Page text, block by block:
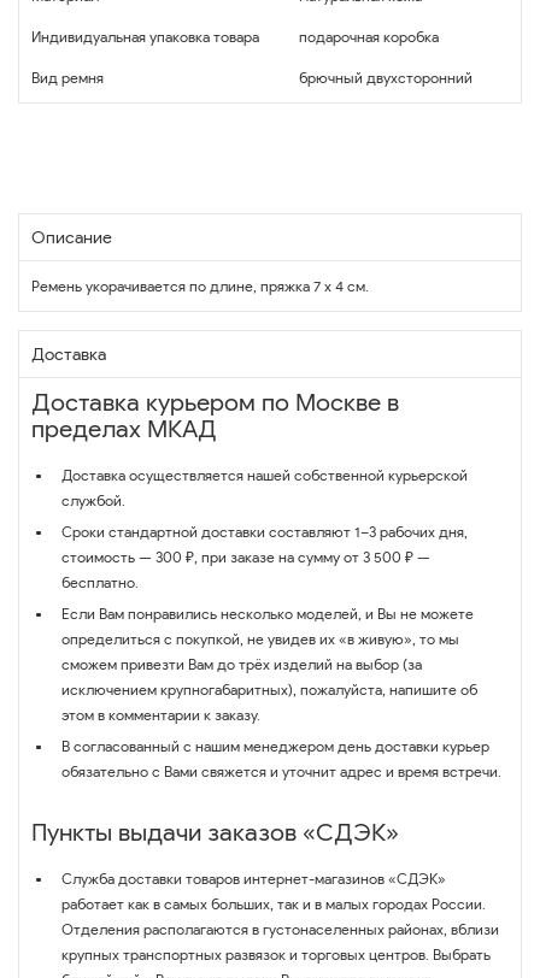
Индивидуальная упаковка товара подарочная коробка
Вид ремня брючный двухсторонний
Описание
Ремень укорачивается по длине, пряжка 7 х 4 см.
Доставка
Доставка курьером по Москве в
пределах МКАД
Доставка осуществляется нашей собственной курьерской
службой.
Сроки стандартной доставки составляют 1–3 рабочих дня,
стоимость — 300 ₽, при заказе на сумму от 3 500 ₽ —
бесплатно.
Если Вам понравились несколько моделей, и Вы не можете
определиться с покупкой, не увидев их «в живую», то мы
сможем привезти Вам до трёх изделий на выбор (за
исключением крупногабаритных), пожалуйста, напишите об
этом в комментарии к заказу.
В согласованный с нашим менеджером день доставки курьер
обязательно с Вами свяжется и уточнит адрес и время встречи.
Пункты выдачи заказов «СДЭК»
Служба доставки товаров интернет-магазинов «СДЭК»
работает как в самых больших, так и в малых городах России.
Отделения располагаются в густонаселенных районах, вблизи
крупных транспортных развязок и торговых центров. Выбрать